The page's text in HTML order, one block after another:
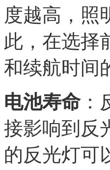
度越高，照
此，在选择
和续航时间
电池寿命：
接影响到反
的反光灯可